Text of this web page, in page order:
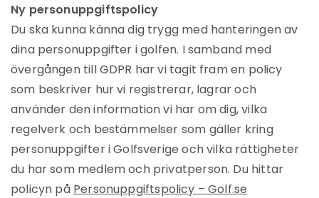
Ny personuppgiftspolicy
Du ska kunna känna dig trygg med hanteringen av
dina personuppgifter i golfen. I samband med
övergången till GDPR har vi tagit fram en policy
som beskriver hur vi registrerar, lagrar och
använder den information vi har om dig, vilka
regelverk och bestämmelser som gäller kring
personuppgifter i Golfsverige och vilka rättigheter
du har som medlem och privatperson. Du hittar
policyn på Personuppgiftspolicy – Golf.se